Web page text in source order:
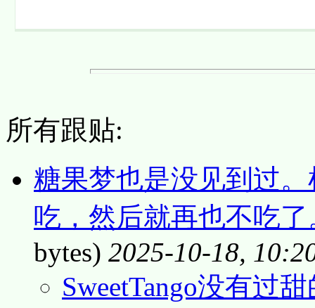
所有跟贴:
糖果梦也是没见到过
吃，然后就再也不吃
bytes) 2025-10-18,
SweetTango没有过